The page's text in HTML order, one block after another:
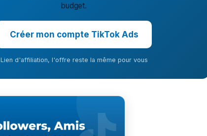
budget.
Créer mon compte TikTok Ads
Lien d'affiliation, l'offre reste la même pour vous